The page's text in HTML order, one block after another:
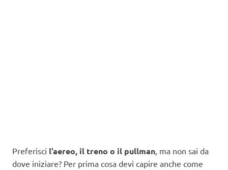
Preferisci l’aereo, il treno o il pullman, ma non sai da
dove iniziare? Per prima cosa devi capire anche come